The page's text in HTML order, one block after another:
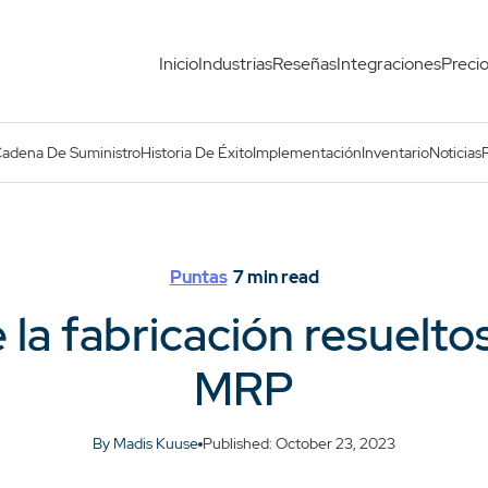
InicioIndustriasReseñasIntegraciones
De SuministroHistoria De ÉxitoImplementaciónInventarioNoticias
MRP
Puntas 7min read
la fabricación
MRP
By Madis Kuuse Published: October 23, 2023